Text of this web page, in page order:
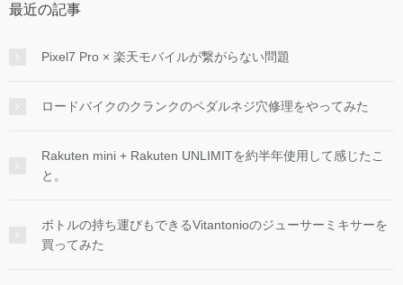
最近の記事
Pixel7 Pro × 楽天モバイルが繋がらない問題
ロードバイクのクランクのペダルネジ穴修理をやってみた
Rakuten mini + Rakuten UNLIMITを約半年使用して感じたこ
と。
ボトルの持ち運びもできるVitantonioのジューサーミキサーを
買ってみた